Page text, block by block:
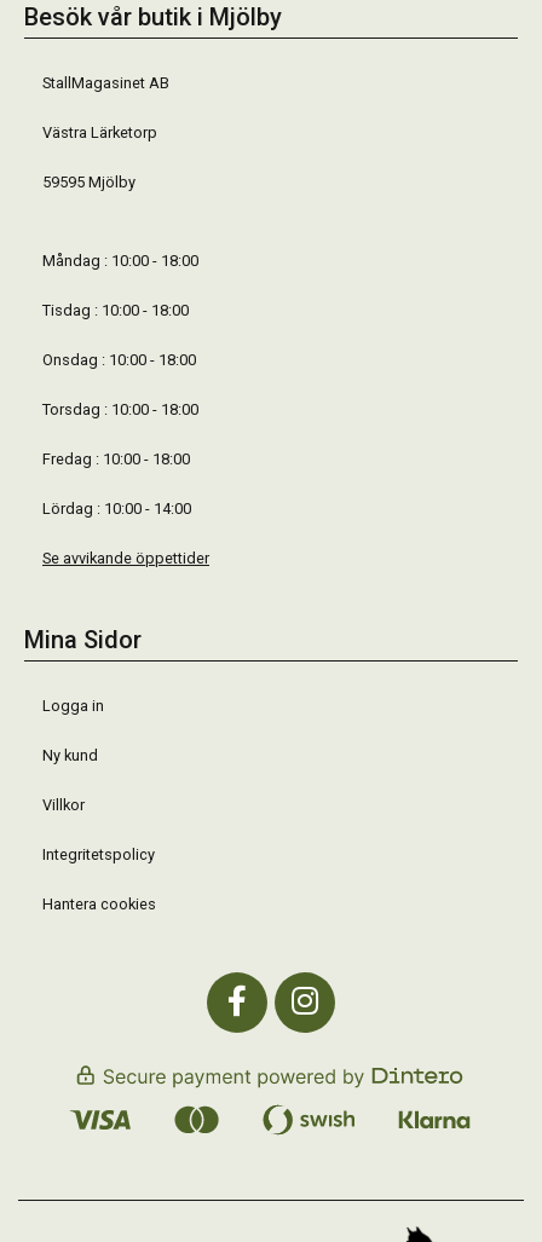
Besök vår butik i Mjölby
StallMagasinet AB
Västra Lärketorp
59595 Mjölby
Måndag : 10:00 - 18:00
Tisdag : 10:00 - 18:00
Onsdag : 10:00 - 18:00
Torsdag : 10:00 - 18:00
Fredag : 10:00 - 18:00
Lördag : 10:00 - 14:00
Se avvikande öppettider
Mina Sidor
Logga in
Ny kund
Villkor
Integritetspolicy
Hantera cookies